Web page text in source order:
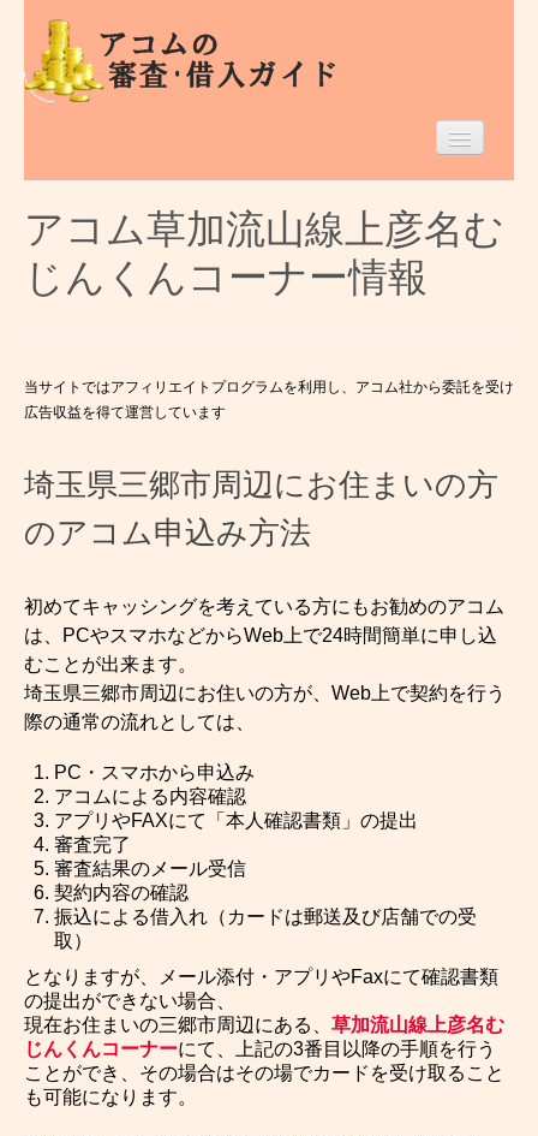
Home
埼玉県のアコム
借入条件等
アコム草加流山線上彦名む
じんくんコーナー情報
当サイトではアフィリエイトプログラムを利用し、アコム社から委託を受け
広告収益を得て運営しています
埼玉県三郷市周辺にお住まいの方
のアコム申込み方法
初めてキャッシングを考えている方にもお勧めのアコム
は、PCやスマホなどからWeb上で24時間簡単に申し込
むことが出来ます。
埼玉県三郷市周辺にお住いの方が、Web上で契約を行う
際の通常の流れとしては、
PC・スマホから申込み
アコムによる内容確認
アプリやFAXにて「本人確認書類」の提出
審査完了
審査結果のメール受信
契約内容の確認
振込による借入れ（カードは郵送及び店舗での受
取）
となりますが、メール添付・アプリやFaxにて確認書類
の提出ができない場合、
現在お住まいの三郷市周辺にある、 草加流山線上彦名む
じんくんコーナーにて、上記の3番目以降の手順を行う
ことができ、その場合はその場でカードを受け取ること
も可能になります。